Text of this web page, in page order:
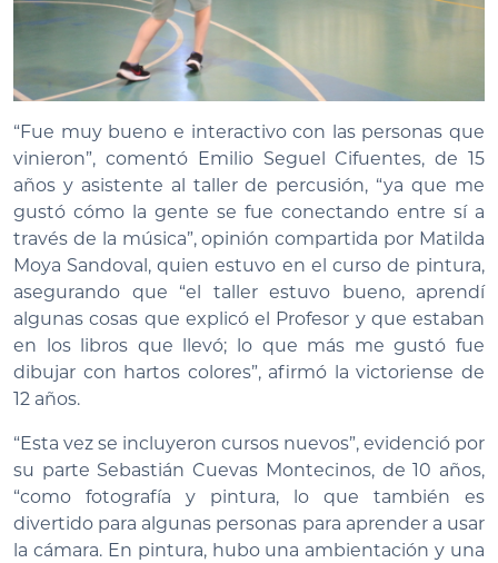
“Fue muy bueno e interactivo con las personas que
vinieron”, comentó Emilio Seguel Cifuentes, de 15
años y asistente al taller de percusión, “ya que me
gustó cómo la gente se fue conectando entre sí a
través de la música”, opinión compartida por Matilda
Moya Sandoval, quien estuvo en el curso de pintura,
asegurando que “el taller estuvo bueno, aprendí
algunas cosas que explicó el Profesor y que estaban
en los libros que llevó; lo que más me gustó fue
dibujar con hartos colores”, afirmó la victoriense de
12 años.
“Esta vez se incluyeron cursos nuevos”, evidenció por
su parte Sebastián Cuevas Montecinos, de 10 años,
“como fotografía y pintura, lo que también es
divertido para algunas personas para aprender a usar
la cámara. En pintura, hubo una ambientación y una